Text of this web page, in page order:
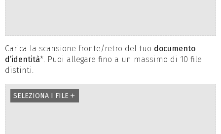
Carica la scansione fronte/retro del tuo documento
d’identità*. Puoi allegare fino a un massimo di 10 file
distinti.
SELEZIONA I FILE add